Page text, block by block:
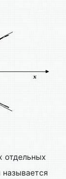
отдельных